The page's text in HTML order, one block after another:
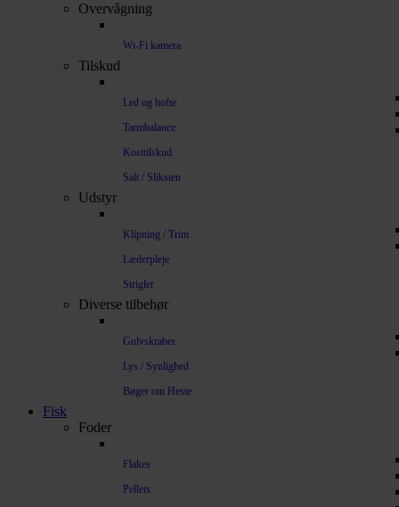
Overvågning
Wi-Fi kamera
Tilskud
Led og hofte
Tarmbalance
Kosttilskud
Salt / Sliksten
Udstyr
Klipning / Trim
Læderpleje
Strigler
Diverse tilbehør
Gulvskraber
Lys / Synlighed
Bøger om Heste
Fisk
Foder
Flakes
Pellets